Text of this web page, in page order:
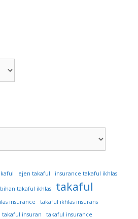
ejen takaful insurance takaful ikhlas
takaful ikhlas takaful
insurance
takaful ikhlas insurans
takaful insuran
takaful insurance